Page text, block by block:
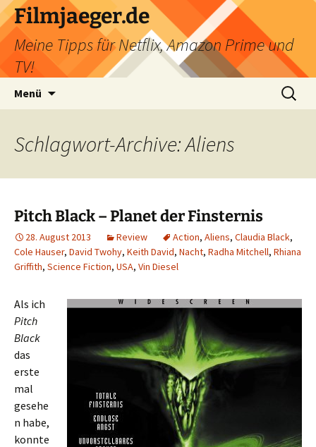
Filmjaeger.de
Meine Tipps für Netflix, Amazon Prime und
TV!
Menü
Suche
nach:
Schlagwort-Archive: Aliens
Pitch Black – Planet der Finsternis
28. August 2013 Review Action, Aliens, Claudia Black,
Cole Hauser, David Twohy, Keith David, Nacht, Radha Mitchell, Rhiana
Griffith, Science Fiction, USA, Vin Diesel
Als ich
Pitch
Black
das
erste
mal
gesehe
n habe,
konnte